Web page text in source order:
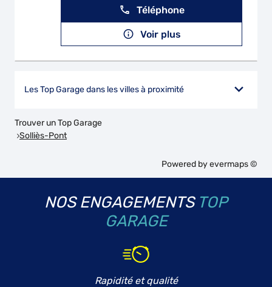
Téléphone
Voir plus
Les Top Garage dans les villes à proximité
Trouver un Top Garage
Solliès-Pont
Powered byevermaps ©
NOS ENGAGEMENTS TOP
GARAGE
Rapidité et qualité